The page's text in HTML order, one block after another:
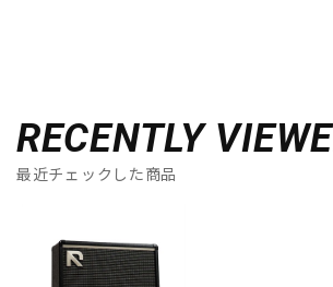
RECENTLY
最近チェックした商品